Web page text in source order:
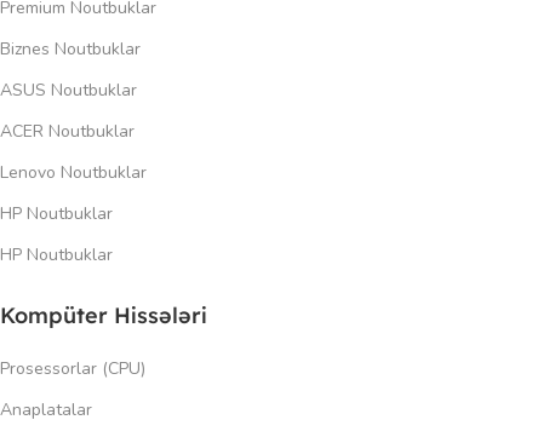
Premium Noutbuklar
Biznes Noutbuklar
ASUS Noutbuklar
ACER Noutbuklar
Lenovo Noutbuklar
HP Noutbuklar
HP Noutbuklar
Kompüter Hissələri
Prosessorlar (CPU)
Anaplatalar